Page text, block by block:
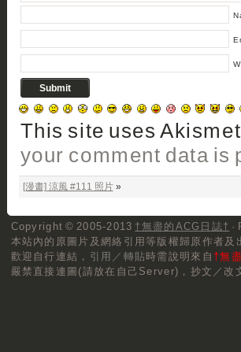
This site uses
your comment data is
[漫畫] 涼風 #111 照片»
Copyright © 2005-2013 †無盡的ACG日誌† ·
本站內的原圖片及網絡引用等版權歸原作者及
歡迎自行連結， 引用／轉貼時需說明來自 †無
嚴禁直接連圖(請放在自己Server)，抄文／改